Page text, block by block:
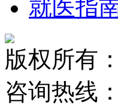
就医指
版权所有：
咨询热线